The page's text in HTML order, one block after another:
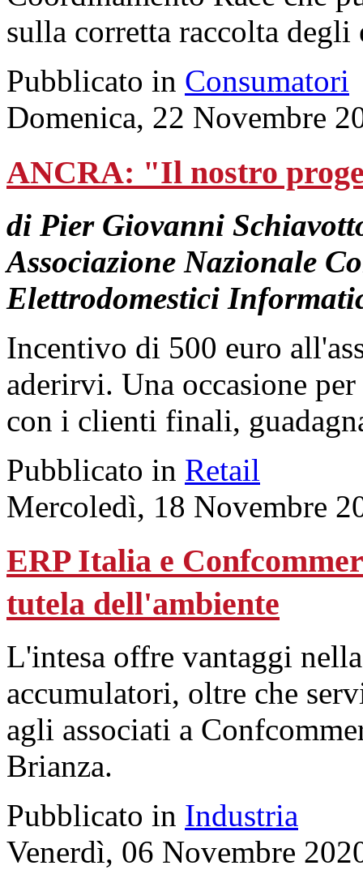
sulla corretta raccolta
Pubblicato in Consumatori
Domenica, 22 Novembre
ANCRA: "Il nostro
di Pier Giovanni
Associazione Nazionale
Elettrodomestici
Incentivo di 500 euro
aderirvi. Una occasione
con i clienti finali,
Pubblicato in Retail
Mercoledì, 18 Novembre
ERP Italia e
tutela dell'ambiente
L'intesa offre vantaggi
accumulatori, oltre che
agli associati a
Brianza.
Pubblicato in Industria
Venerdì, 06 Novembre